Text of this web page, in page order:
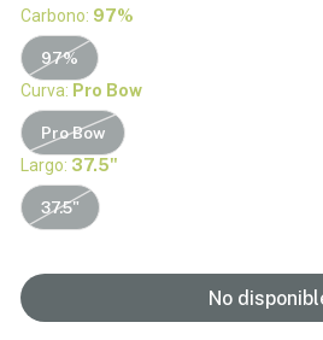
Carbono: 97%
97%
Curva: Pro Bow
Pro Bow
Largo: 37.5"
37.5"
No